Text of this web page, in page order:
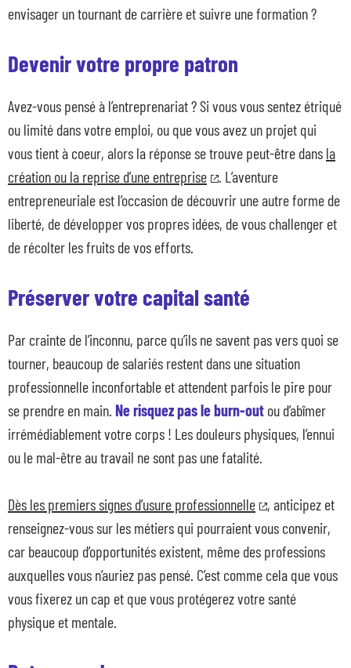
envisager un tournant de carrière et suivre une formation ?
Devenir votre propre patron
Avez-vous pensé à l’entreprenariat ? Si vous vous sentez étriqué
ou limité dans votre emploi, ou que vous avez un projet qui
vous tient à coeur, alors la réponse se trouve peut-être dans la
création ou la reprise d’une entreprise
. L’aventure
entrepreneuriale est l’occasion de découvrir une autre forme de
liberté, de développer vos propres idées, de vous challenger et
de récolter les fruits de vos efforts.
Préserver votre capital santé
Par crainte de l’inconnu, parce qu’ils ne savent pas vers quoi se
tourner, beaucoup de salariés restent dans une situation
professionnelle inconfortable et attendent parfois le pire pour
se prendre en main. Ne risquez pas le burn-out ou d’abîmer
irrémédiablement votre corps ! Les douleurs physiques, l’ennui
ou le mal-être au travail ne sont pas une fatalité.
Dès les premiers signes d’usure professionnelle
, anticipez et
renseignez-vous sur les métiers qui pourraient vous convenir,
car beaucoup d’opportunités existent, même des professions
auxquelles vous n’auriez pas pensé. C’est comme cela que vous
vous fixerez un cap et que vous protégerez votre santé
physique et mentale.